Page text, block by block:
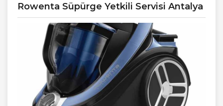
Rowenta Süpürge Yetkili Servisi Antalya